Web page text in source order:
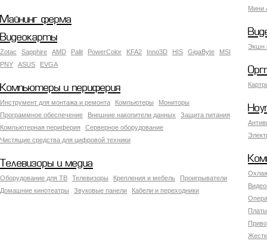
Мини
Майнинг ферма
Экшн
Видеокарты
Zotac Sapphire AMD Palit PowerColor KFA2 Inno3D HIS GigaByte
MSI
PNY
ASUS EVGA
Компьютеры и периферия
Инструмент для монтажа и ремонта Компьютеры
Мониторы
Программное обеспечение
Внешние накопители данных
Защита питания
Компьютерная периферия
Серверное оборудование
Чистящие средства для цифровой техники
Телевизоры и медиа
Оборудование для ТВ Телевизоры Крепления и мебель
Проигрыватели
Домашние кинотеатры
Звуковые панели Кабели и переходники